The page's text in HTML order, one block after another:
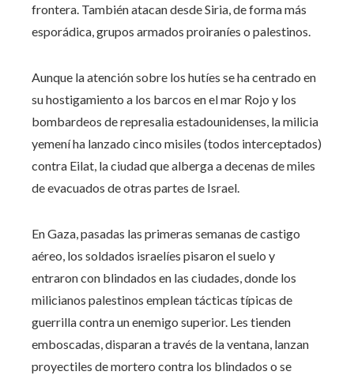
frontera. También atacan desde Siria, de forma más
esporádica, grupos armados proiraníes o palestinos.
Aunque la atención sobre los hutíes se ha centrado en
su hostigamiento a los barcos en el mar Rojo y los
bombardeos de represalia estadounidenses, la milicia
yemení ha lanzado cinco misiles (todos interceptados)
contra Eilat, la ciudad que alberga a decenas de miles
de evacuados de otras partes de Israel.
En Gaza, pasadas las primeras semanas de castigo
aéreo, los soldados israelíes pisaron el suelo y
entraron con blindados en las ciudades, donde los
milicianos palestinos emplean tácticas típicas de
guerrilla contra un enemigo superior. Les tienden
emboscadas, disparan a través de la ventana, lanzan
proyectiles de mortero contra los blindados o se